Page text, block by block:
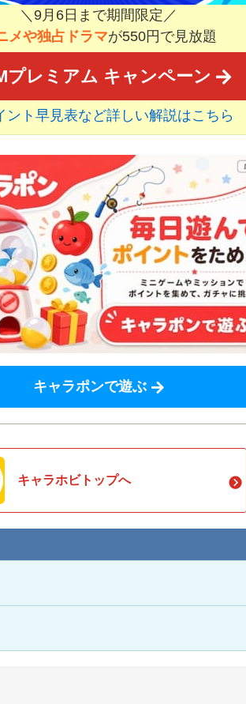
＼9月6日まで期間限定／
メや独占ドラマが550円で見放題
プレミアム キャンペーン
ント早見表など詳しい解説はこちら
キャラポンで遊ぶ
キャラホビトップへ